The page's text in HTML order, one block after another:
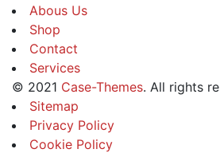
Abous Us
Shop
Contact
Services
© 2021 Case-Themes. All rights
Sitemap
Privacy Policy
Cookie Policy